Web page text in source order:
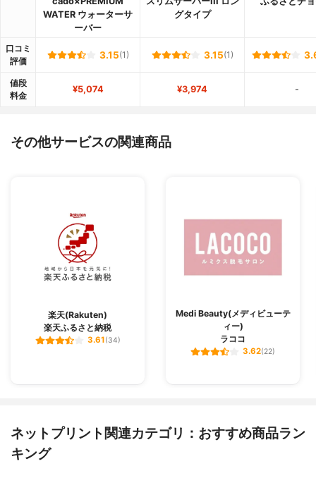
WATER ウォーターサ
ーバー
グタイプ
口コミ
評価
3.15(1) 3.15(1)
値段
料金
¥5,074 ¥3,974 -
その他サービスの関連商品
楽天(Rakuten)
楽天ふるさと納税
3.61(34)
Medi Beauty(メディビューテ
ィー)
ラココ
3.62(22)
ネットプリント関連カテゴリ：おすすめ商品ラン
キング